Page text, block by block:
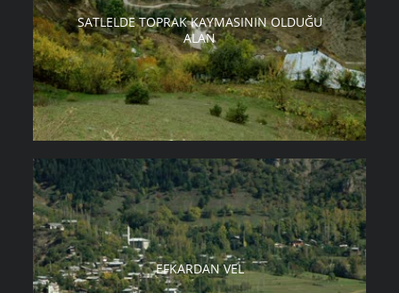
SATLELDE TOPRAK KAYMASININ OLDUĞU
ALAN
EFKARDAN VEL